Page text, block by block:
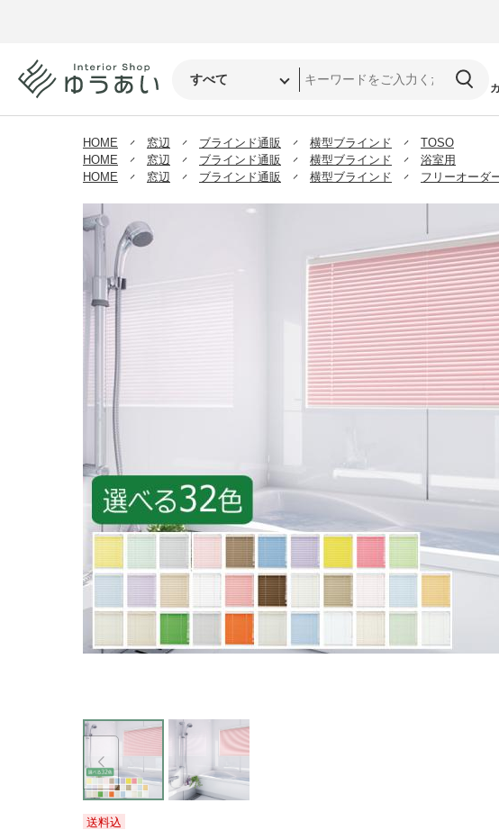
HOME 窓辺 ブラインド通販 横型ブラインド
TOSO
HOME
窓辺 ブラインド通販 横型ブラインド
浴室用
HOME
窓辺 ブラインド通販 横型ブラインド フリーオーダ
送料込